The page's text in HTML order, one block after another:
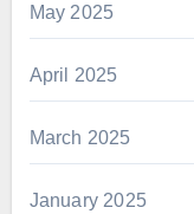
May 2025
April 2025
March 2025
January 2025